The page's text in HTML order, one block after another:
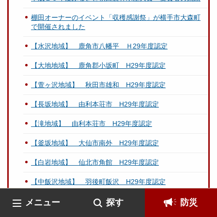
メニュー 探す 防災
棚田オーナーのイベント「収穫感謝祭」が横手市大森町
で開催されました
【水沢地域】 鹿角市八幡平 Ｈ29年度認定
【大地地域】 鹿角郡小坂町 H29年度認定
【萱ヶ沢地域】 秋田市雄和 H29年度認定
【長坂地域】 由利本荘市 H29年度認定
【滝地域】 由利本荘市 H29年度認定
【釜坂地域】 大仙市南外 H29年度認定
【白岩地域】 仙北市角館 H29年度認定
【中飯沢地域】 羽後町飯沢 H29年度認定
秋田の里地里山を守り継ぐプロジェクト事業の取組状況